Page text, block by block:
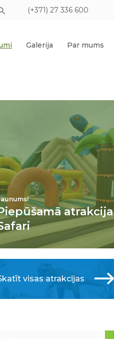
(+371) 27 336 600
Galerija Par mums
atrakcija
visas atrakcijas